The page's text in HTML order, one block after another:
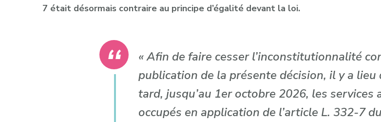
7 était désormais contraire au principe d’égalité devant la loi.
« Afin de faire cesser l’inconstitutionnalité
publication de la présente décision, il y a lieu
tard, jusqu’au 1er octobre 2026, les services
occupés en application de l’article L. 332-7